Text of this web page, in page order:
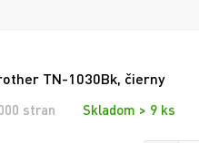
TN-1030Bk, čierny
stran Skladom > 9 ks